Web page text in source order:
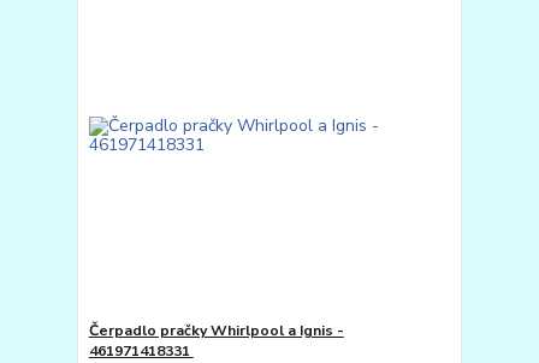
Čerpadlo pračky Whirlpool a Ignis -
461971418331